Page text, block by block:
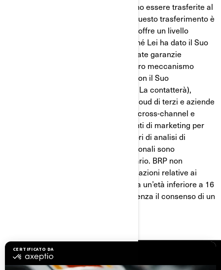
Le Sue informazioni personali possono essere trasferite al
di fuori del Suo paese di residenza. Questo trasferimento è
consentito perché il Paese ricevente offre un livello
adeguato di protezione dei dati, perché Lei ha dato il Suo
consenso, perché sono in atto adeguate garanzie
contrattuali o perché si applica un altro meccanismo
legale. I Suoi dati saranno condivisi con il Suo
concessionario BRP autorizzato (che La contatterà),
piattaforme di social media, servizi cloud di terzi e aziende
di marketing, sviluppatori, marketing cross-channel e
automazione del marketing, consulenti di marketing per
piattaforme di dati sui clienti e fornitori di analisi di
web/eventi. Le Sue informazioni personali sono
conservate solo per il tempo necessario. BRP non
raccoglie consapevolmente le informazioni relative ai
minori di età inferiore a 16 anni. Se ha un’età inferiore a 16
anni, Lei non può utilizzare i servizi senza il consenso di un